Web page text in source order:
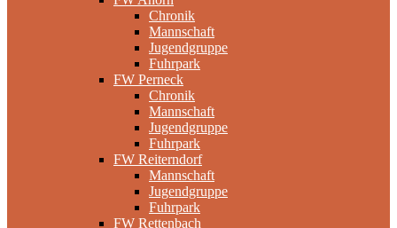
Chronik
Mannschaft
Jugendgruppe
Fuhrpark
FW Perneck
Chronik
Mannschaft
Jugendgruppe
Fuhrpark
FW Reiterndorf
Mannschaft
Jugendgruppe
Fuhrpark
FW Rettenbach